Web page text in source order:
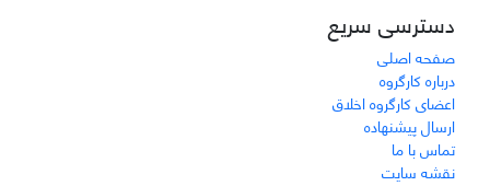
دسترسی سریع
صفحه اصلی
درباره کارگروه
اعضای کارگروه اخلاق
ارسال پیشنهاده
تماس با ما
نقشه سایت